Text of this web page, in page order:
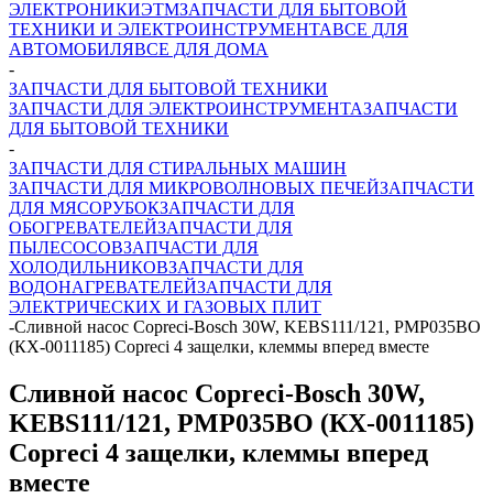
ЭЛЕКТРОНИКИЭТМЗАПЧАСТИ ДЛЯ БЫТОВОЙ
ТЕХНИКИ И ЭЛЕКТРОИНСТРУМЕНТАВСЕ ДЛЯ
АВТОМОБИЛЯВСЕ ДЛЯ ДОМА
-
ЗАПЧАСТИ ДЛЯ БЫТОВОЙ ТЕХНИКИ
ЗАПЧАСТИ ДЛЯ ЭЛЕКТРОИНСТРУМЕНТАЗАПЧАСТИ
ДЛЯ БЫТОВОЙ ТЕХНИКИ
-
ЗАПЧАСТИ ДЛЯ СТИРАЛЬНЫХ МАШИН
ЗАПЧАСТИ ДЛЯ МИКРОВОЛНОВЫХ ПЕЧЕЙЗАПЧАСТИ
ДЛЯ МЯСОРУБОКЗАПЧАСТИ ДЛЯ
ОБОГРЕВАТЕЛЕЙЗАПЧАСТИ ДЛЯ
ПЫЛЕСОСОВЗАПЧАСТИ ДЛЯ
ХОЛОДИЛЬНИКОВЗАПЧАСТИ ДЛЯ
ВОДОНАГРЕВАТЕЛЕЙЗАПЧАСТИ ДЛЯ
ЭЛЕКТРИЧЕСКИХ И ГАЗОВЫХ ПЛИТ
-Сливной насос Copreci-Bosch 30W, KEBS111/121, PMP035BO
(КХ-0011185) Copreci 4 защелки, клеммы вперед вместе
Сливной насос Copreci-Bosch 30W,
KEBS111/121, PMP035BO (КХ-0011185)
Copreci 4 защелки, клеммы вперед
вместе